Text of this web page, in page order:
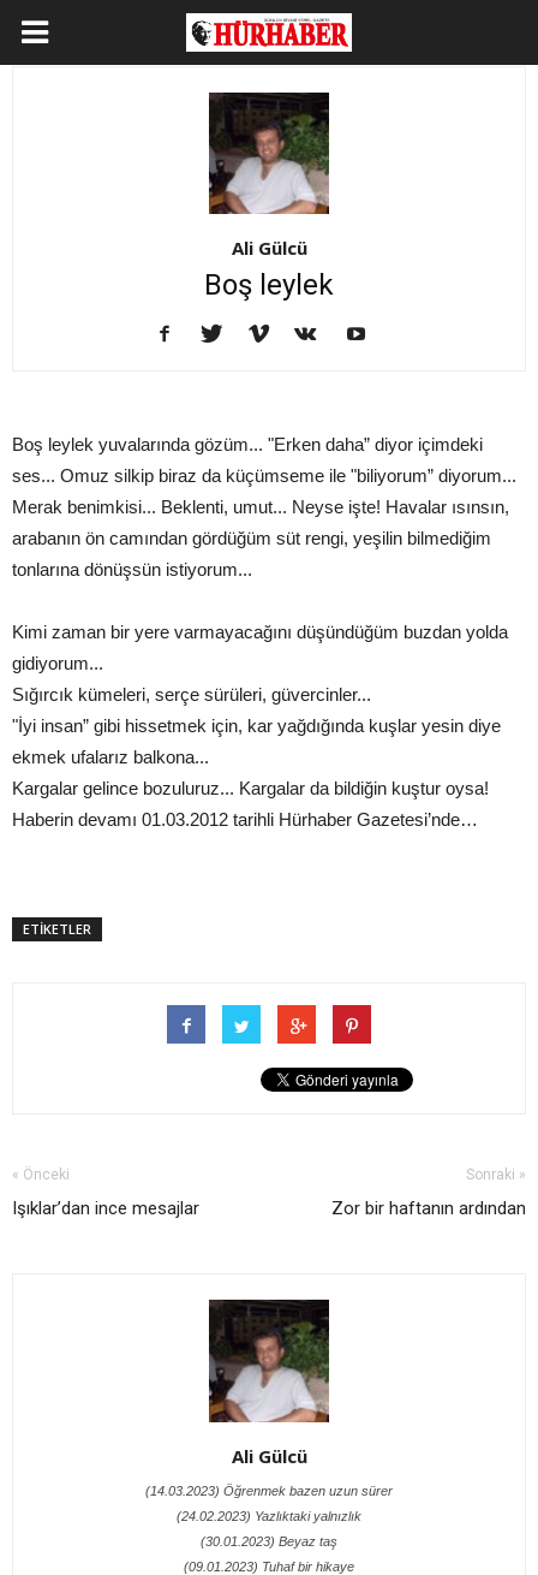
Ali Gülcü
Boş leylek
Boş leylek yuvalarında gözüm... "Erken daha” diyor içimdeki
ses... Omuz silkip biraz da küçümseme ile "biliyorum” diyorum...
Merak benimkisi... Beklenti, umut... Neyse işte! Havalar ısınsın,
arabanın ön camından gördüğüm süt rengi, yeşilin bilmediğim
tonlarına dönüşsün istiyorum...
Kimi zaman bir yere varmayacağını düşündüğüm buzdan yolda
gidiyorum...
Sığırcık kümeleri, serçe sürüleri, güvercinler...
"İyi insan” gibi hissetmek için, kar yağdığında kuşlar yesin diye
ekmek ufalarız balkona...
Kargalar gelince bozuluruz... Kargalar da bildiğin kuştur oysa!
Haberin devamı 01.03.2012 tarihli Hürhaber Gazetesi’nde…
ETİKETLER
« Önceki
Işıklar’dan ince mesajlar
Sonraki »
Zor bir haftanın ardından
Ali Gülcü
(14.03.2023) Öğrenmek bazen uzun sürer
(24.02.2023) Yazlıktaki yalnızlık
(30.01.2023) Beyaz taş
(09.01.2023) Tuhaf bir hikaye